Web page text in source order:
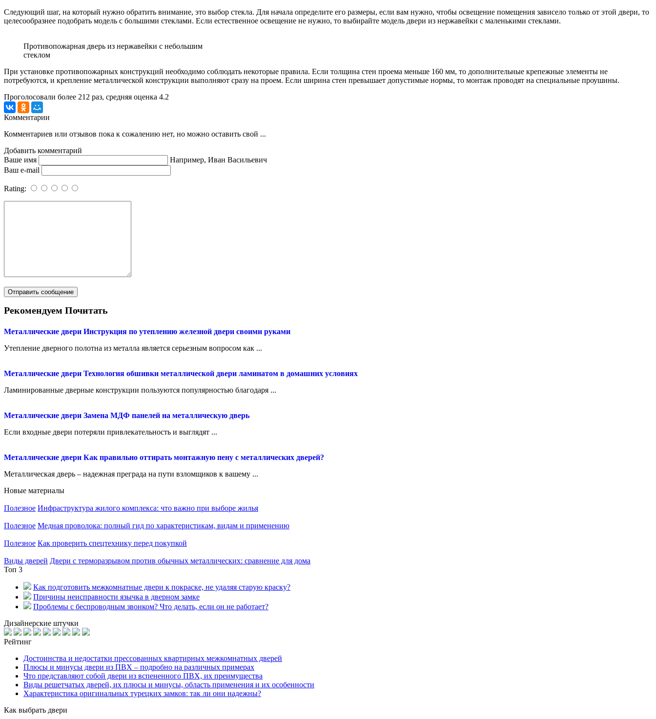
Следующий шаг, на который нужно обратить внимание, это выбор стекла. Для начала определите его размеры, если вам нужно, чтобы освещение помещения зависело только от этой двери, то
целесообразнее подобрать модель с большими стеклами. Если естественное освещение не нужно, то выбирайте модель двери из нержавейки с маленькими стеклами.
Противопожарная дверь из нержавейки с небольшим
стеклом
При установке противопожарных конструкций необходимо соблюдать некоторые правила. Если толщина стен проема меньше 160 мм, то дополнительные крепежные элементы не
потребуются, и крепление металлической конструкции выполняют сразу на проем. Если ширина стен превышает допустимые нормы, то монтаж проводят на специальные проушины.
Проголосовали более 212 раз, средняя оценка 4.2
Комментарии
Комментариев или отзывов пока к сожалению нет, но можно оставить свой ...
Добавить комментарий
Ваше имя
Например, Иван Васильевич
Ваш e-mail
Rating:
Рекомендуем Почитать
Металлические двери Инструкция по утеплению железной двери своими руками
Утепление дверного полотна из металла является серьезным вопросом как ...
Металлические двери Технология обшивки металлической двери ламинатом в домашних условиях
Ламинированные дверные конструкции пользуются популярностью благодаря ...
Металлические двери Замена МДФ панелей на металлическую дверь
Если входные двери потеряли привлекательность и выглядят ...
Металлические двери Как правильно оттирать монтажную пену с металлических дверей?
Металлическая дверь – надежная преграда на пути взломщиков к вашему ...
Новые материалы
Полезное Инфраструктура жилого комплекса: что важно при выборе жилья
Полезное Медная проволока: полный гид по характеристикам, видам и применению
Полезное Как проверить спецтехнику перед покупкой
Виды дверей Двери с терморазрывом против обычных металлических: сравнение для дома
Топ 3
Как подготовить межкомнатные двери к покраске, не удаляя старую краску?
Причины неисправности язычка в дверном замке
Проблемы с беспроводным звонком? Что делать, если он не работает?
Дизайнерские штучки
Рейтинг
Достоинства и недостатки прессованных квартирных межкомнатных дверей
Плюсы и минусы двери из ПВХ – подробно на различных примерах
Что представляют собой двери из вспененного ПВХ, их преимущества
Виды решетчатых дверей, их плюсы и минусы, область применения и их особенности
Характеристика оригинальных турецких замков: так ли они надежны?
Как выбрать двери